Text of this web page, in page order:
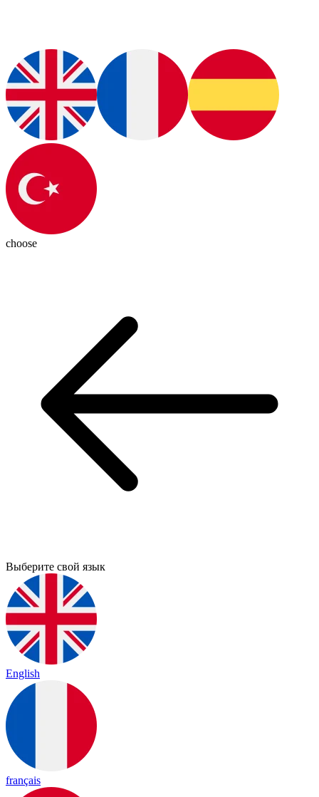
choose
Выберите свой язык
English
français